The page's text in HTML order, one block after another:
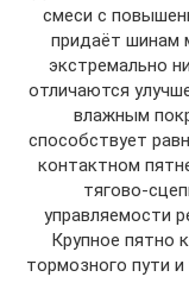
смеси с
придаёт шинам
экстремально
отличаются
влажным
способствует
контактном
тягово-
управляемости
Крупное пятно
тормозного пути